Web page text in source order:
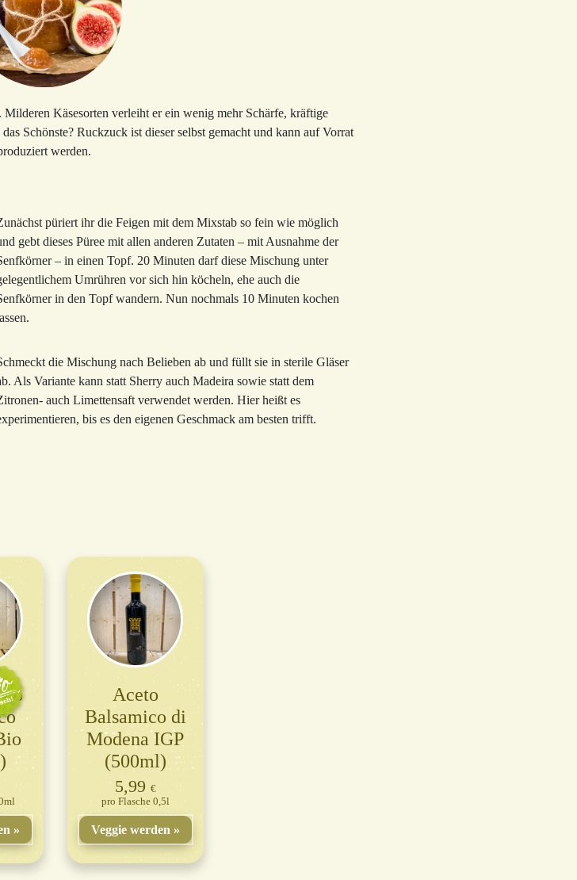
Käsesorten verleiht er ein wenig mehr Schärfe, kräftige
Schönste? Ruckzuck ist dieser selbst gemacht und kann auf Vorrat
werden.
püriert ihr die Feigen mit dem Mixstab so fein wie möglich
gebt dieses Püree mit allen anderen Zutaten – mit Ausnahme der
– in einen Topf. 20 Minuten darf diese Mischung unter
Umrühren vor sich hin köcheln, ehe auch die
in den Topf wandern. Nun nochmals 10 Minuten kochen
die Mischung nach Belieben ab und füllt sie in sterile Gläser
Als Variante kann statt Sherry auch Madeira sowie statt dem
auch Limettensaft verwendet werden. Hier heißt es
bis es den eigenen Geschmack am besten trifft.
Aceto
Balsamico di
Modena IGP
(500ml)
5,99 €
Flasche 0,5l
Veggie werden